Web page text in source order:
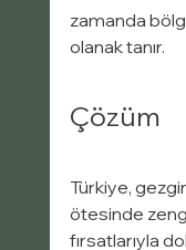
zamanda
olanak tanır.
Çözüm
Türkiye,
ötesinde
fırsatlarıyla